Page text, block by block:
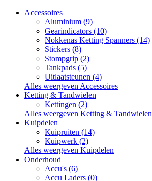
Accessoires
Aluminium (9)
Gearindicators (10)
Nokkenas Ketting Spanners (14)
Stickers (8)
Stompgrip (2)
Tankpads (5)
Uitlaatsteunen (4)
Alles weergeven Accessoires
Ketting & Tandwielen
Kettingen (2)
Alles weergeven Ketting & Tandwielen
Kuipdelen
Kuipruiten (14)
Kuipwerk (2)
Alles weergeven Kuipdelen
Onderhoud
Accu's (6)
Accu Laders (0)